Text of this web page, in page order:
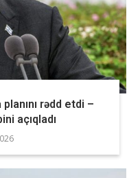
rədd etdi –
açıqladı